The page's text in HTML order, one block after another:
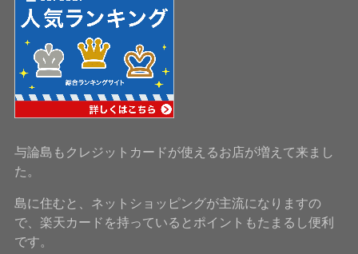
与論島もクレジットカードが使えるお店が増えて来まし
た。
島に住むと、ネットショッピングが主流になりますの
で、楽天カードを持っているとポイントもたまるし便利
です。